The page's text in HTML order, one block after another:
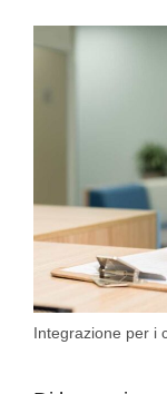
Integrazione per i